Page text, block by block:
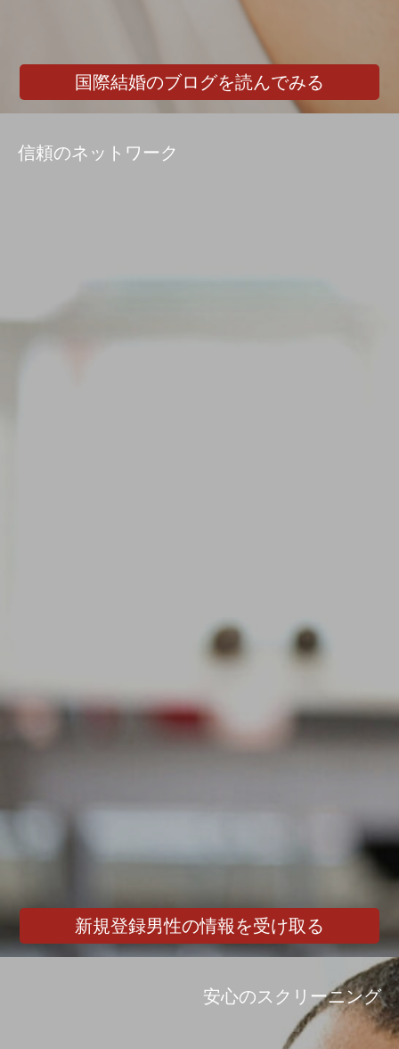
国際結婚のブログを読んでみる
信頼のネットワーク
新規登録男性の情報を受け取る
安心のスクリーニング